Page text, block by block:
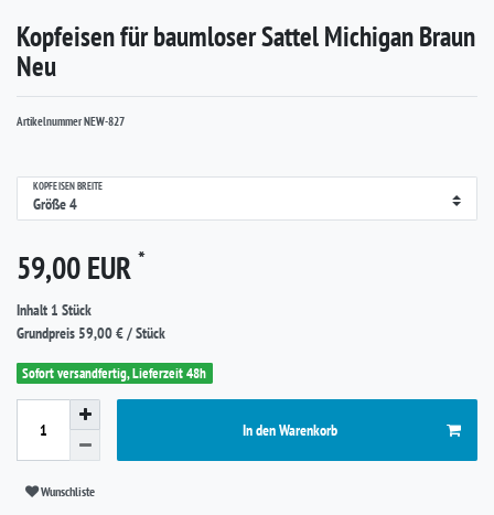
Kopfeisen für baumloser Sattel Michigan Braun
Neu
ArtikelnummerNEW-827
KOPFEISEN BREITE
59,00 EUR *
Inhalt 1 Stück
Grundpreis 59,00 € / Stück
Sofort versandfertig, Lieferzeit 48h
In den Warenkorb
Wunschliste